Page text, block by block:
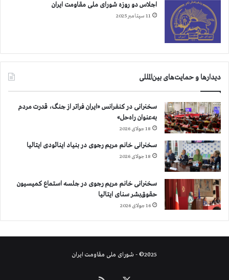
اجلاس دو روزه شورای ملی مقاومت ایران
11 سپتامبر 2025
دیدارها و حمایت‌های بین‌المللی
سخنرانی در کنفرانس «ایران فراتر از جنگ، قدرت مردم
به‌عنوان راه‌حل»
18 جولای 2026
سخنرانی خانم مریم رجوی در بنیاد اینائودی ایتالیا
18 جولای 2026
سخنرانی خانم مریم رجوی در جلسه استماع کمیسیون
حقوق‌بشر سنای ایتالیا
16 جولای 2026
2025© - شورای ملی مقاومت ایران